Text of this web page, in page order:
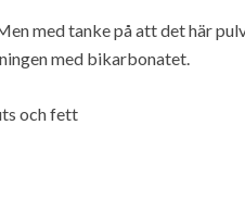
med tanke på att det här
med bikarbonatet.
och fett